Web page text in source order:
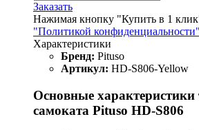
Заказать
Нажимая кнопку "Купить в 1
"Политикой конфиденциальности"
Характеристики
Бренд: Pituso
Артикул: HD-S806-Yellow
Основные характеристики
самоката Pituso HD-S806